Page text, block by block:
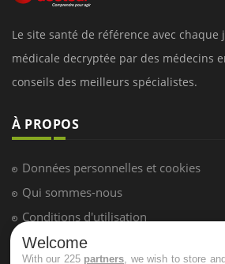
Le site santé de référence avec
médicale decryptée par des médecins
conseils des meilleurs spécialistes.
À PROPOS
Données personnelles et cookies
Qui sommes-nous
Conditions d'utilisation
Plan du site
Welcome
With our 225 partners , we wish to store